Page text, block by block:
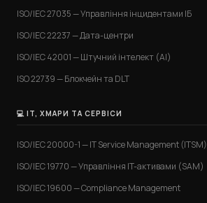
ISO/IEC 27035 — Управління інцидентами ІБ
ISO/IEC 22237 — Дата-центри
ISO/IEC 42001 — Штучний інтелект (AI)
ISO 22739 — Блокчейн та DLT
💻 IT, ХМАРИ ТА СЕРВІСИ
ISO/IEC 20000-1 — IT Service Management (ITSM)
ISO/IEC 19770 — Управління IT-активами (SAM)
ISO/IEC 19600 — Compliance Management